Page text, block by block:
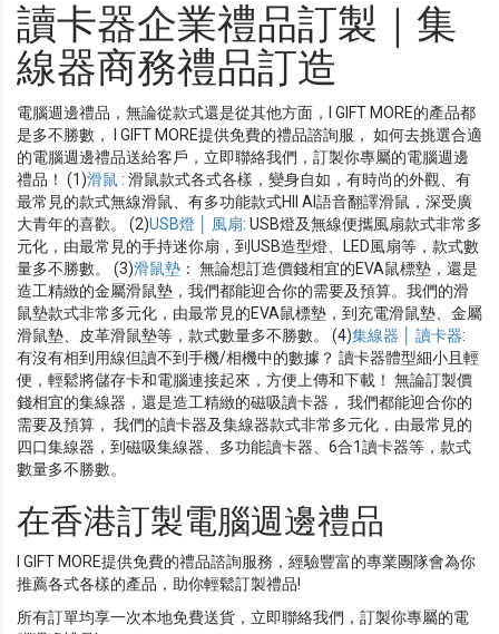
讀卡器企業禮品訂製｜集
線器商務禮品訂造
電腦週邊禮品，無論從款式還是從其他方面，I GIFT MORE的產品都
是多不勝數， I GIFT MORE提供免費的禮品諮詢服， 如何去挑選合適
的電腦週邊禮品送給客戶，立即聯絡我們，訂製你專屬的電腦週邊
禮品！ (1)滑鼠 : 滑鼠款式各式各樣，變身自如，有時尚的外觀、有
最常見的款式無線滑鼠、有多功能款式HII AI語音翻譯滑鼠，深受廣
大青年的喜歡。 (2)USB燈 │ 風扇: USB燈及無線便攜風扇款式非常多
元化，由最常見的手持迷你扇，到USB造型燈、LED風扇等，款式數
量多不勝數。 (3)滑鼠墊 ： 無論想訂造價錢相宜的EVA鼠標墊，還是
造工精緻的金屬滑鼠墊，我們都能迎合你的需要及預算。我們的滑
鼠墊款式非常多元化，由最常見的EVA鼠標墊，到充電滑鼠墊、金屬
滑鼠墊、皮革滑鼠墊等，款式數量多不勝數。 (4)集線器 │ 讀卡器:
有沒有相到用線但讀不到手機/相機中的數據？ 讀卡器體型細小且輕
便，輕鬆將儲存卡和電腦連接起來，方便上傳和下載！ 無論訂製價
錢相宜的集線器，還是造工精緻的磁吸讀卡器， 我們都能迎合你的
需要及預算， 我們的讀卡器及集線器款式非常多元化，由最常見的
四口集線器，到磁吸集線器、多功能讀卡器、6合1讀卡器等，款式
數量多不勝數。
在香港訂製電腦週邊禮品
I GIFT MORE提供免費的禮品諮詢服務，經驗豐富的專業團隊會為你
推薦各式各樣的產品，助你輕鬆訂製禮品!
所有訂單均享一次本地免費送貨，立即聯絡我們，訂製你專屬的電